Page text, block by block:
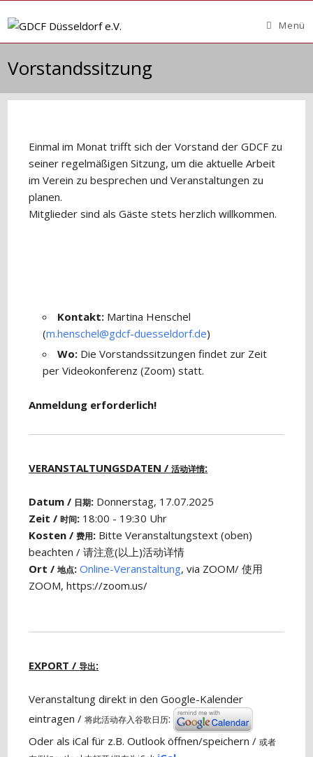
Inhalt
Menü
Vorstandssitzung
Einmal im Monat trifft sich der Vorstand der GDCF zu
seiner regelmäßigen Sitzung, um die aktuelle Arbeit
im Verein zu besprechen und Veranstaltungen zu
planen.
Mitglieder sind als Gäste stets herzlich willkommen.
Kontakt: Martina Henschel
(m.henschel@gdcf-duesseldorf.de)
Wo: Die Vorstandssitzungen findet zur Zeit
per Videokonferenz (Zoom) statt.
Anmeldung erforderlich!
VERANSTALTUNGSDATEN /活动详情:
Datum / 日期: Donnerstag, 17.07.2025
Zeit /时间: 18:00 - 19:30 Uhr
Kosten /费用: Bitte Veranstaltungstext (oben)
beachten / 请注意(以上)活动详情
Ort /地点: Online-Veranstaltung, via ZOOM/ 使用
ZOOM, https://zoom.us/
EXPORT /导出:
Veranstaltung direkt in den Google-Kalender
eintragen /将此活动存入谷歌日历:
Oder als iCal für z.B. Outlook öffnen/speichern /或者